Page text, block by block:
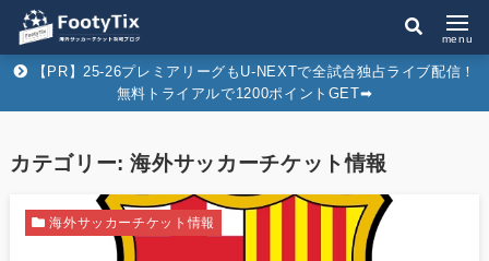
menu
【PR】25-26プレミアリーグもU-NEXTで全試合独占ライブ配信！
無料トライアルで1200ポイントGET➡︎
カテゴリー:海外サッカーチケット情報
海外サッカーチケット情報